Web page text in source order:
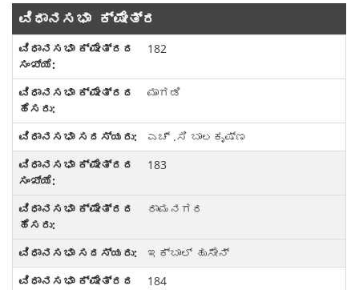
ವಿಧಾನಸಭಾ ಕ್ಷೇತ್ರ
182
ಮಾಗಡಿ
ಎಚ್ .ಸಿ ಬಾಲಕೃಷ್ಣ
183
ರಾಮನಗರ
ಇಕ್ಬಾಲ್ ಹುಸೇನ್
184